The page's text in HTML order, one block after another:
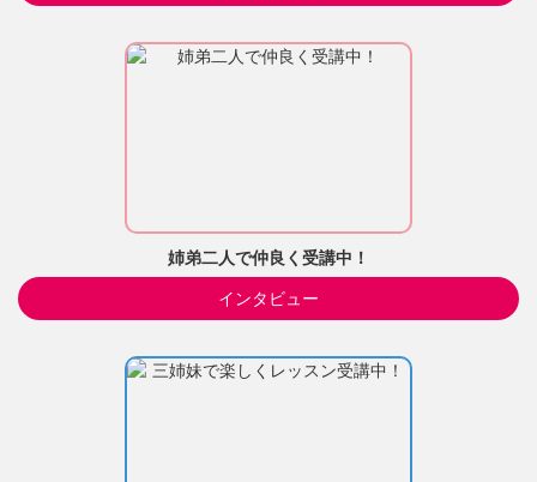
姉弟二人で仲良く受講中！
インタビュー